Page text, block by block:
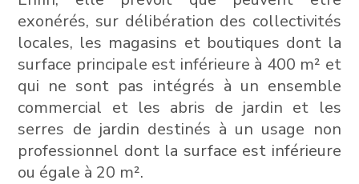
exonérés, sur délibération des collectivités
locales, les magasins et boutiques dont la
surface principale est inférieure à 400 m² et
qui ne sont pas intégrés à un ensemble
commercial et les abris de jardin et les
serres de jardin destinés à un usage non
professionnel dont la surface est inférieure
ou égale à 20 m².